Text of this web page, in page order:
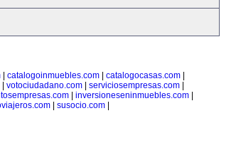
catalogoinmuebles.com catalogocasas.com
| votociudadano.com| serviciosempresas.com|
| inversioneseninmuebles.com|
susocio.com